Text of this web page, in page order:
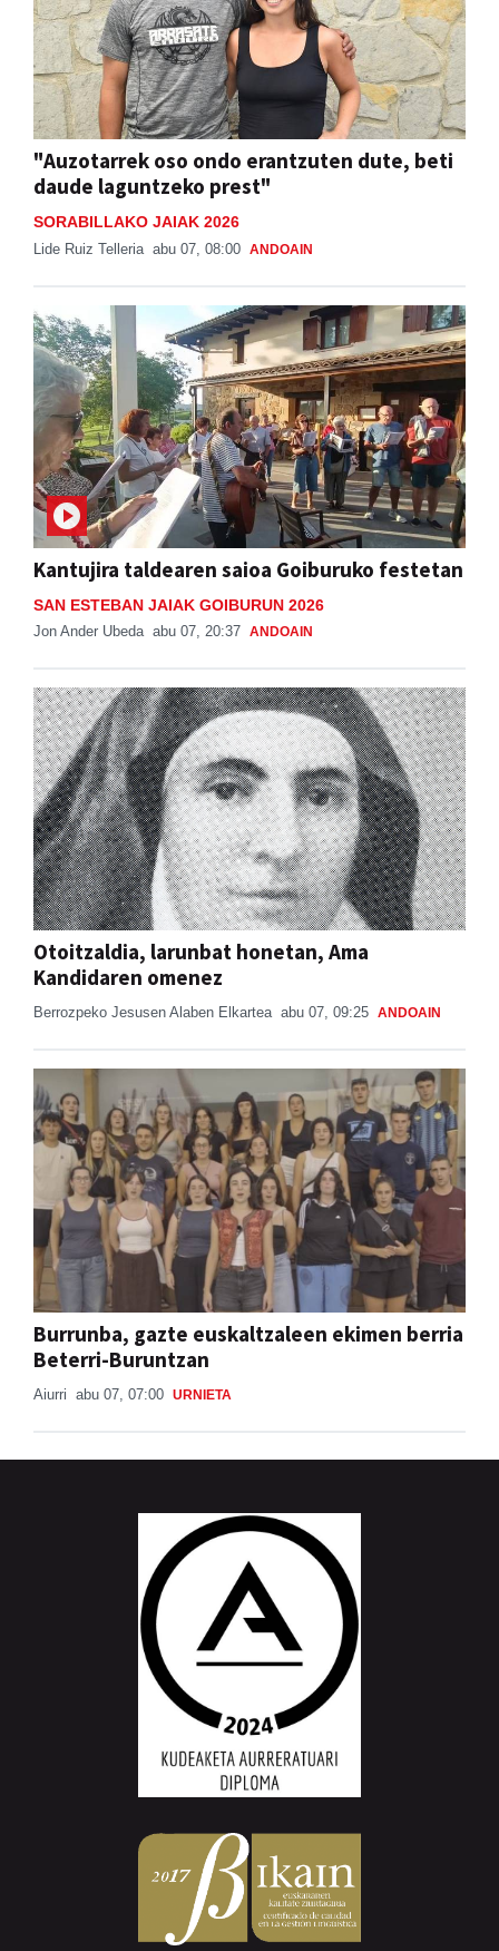
"Auzotarrek oso ondo erantzuten dute, beti
daude laguntzeko prest"
SORABILLAKO JAIAK 2026
Lide Ruiz Telleria abu 07, 08:00 ANDOAIN
Kantujira taldearen saioa Goiburuko festetan
SAN ESTEBAN JAIAK GOIBURUN 2026
Jon Ander Ubeda abu 07, 20:37 ANDOAIN
Otoitzaldia, larunbat honetan, Ama
Kandidaren omenez
Berrozpeko Jesusen Alaben Elkartea abu 07, 09:25 ANDOAIN
Burrunba, gazte euskaltzaleen ekimen berria
Beterri-Buruntzan
Aiurri abu 07, 07:00 URNIETA